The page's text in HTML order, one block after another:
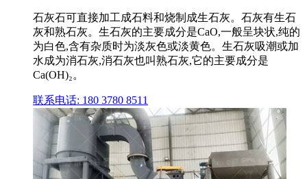
石灰石可直接加工成石料和烧制成生石灰。石灰有生石
灰和熟石灰。生石灰的主要成分是CaO,一般呈块状,纯的
为白色,含有杂质时为淡灰色或淡黄色。生石灰吸潮或加
水成为消石灰,消石灰也叫熟石灰,它的主要成分是
Ca(OH)₂。
联系电话: 180 3780 8511